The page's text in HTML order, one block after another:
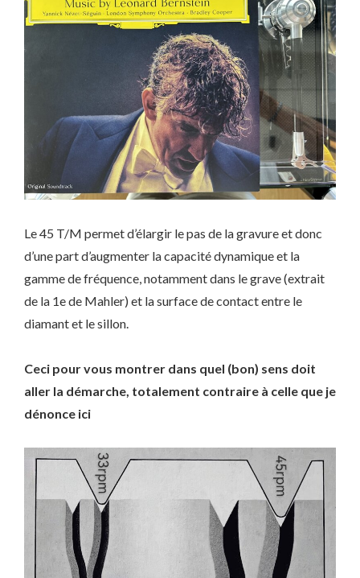
Le 45 T/M permet d’élargir le pas de la gravure et donc
d’une part d’augmenter la capacité dynamique et la
gamme de fréquence, notamment dans le grave (extrait
de la 1e de Mahler) et la surface de contact entre le
diamant et le sillon.
Ceci pour vous montrer dans quel (bon) sens doit
aller la démarche, totalement contraire à celle que je
dénonce ici